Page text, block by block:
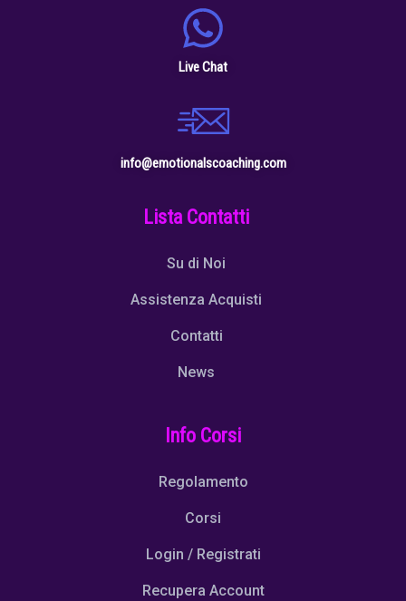
Live Chat
info@emotionalscoaching.com
Lista Contatti
Su di Noi
Assistenza Acquisti
Contatti
News
Info Corsi
Regolamento
Corsi
Login / Registrati
Recupera Account